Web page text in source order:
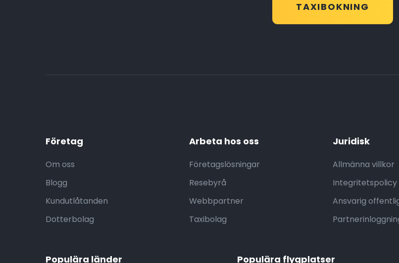
TAXIBOKNING
Företag
Om oss
Blogg
Kundutlåtanden
Dotterbolag
Arbeta hos oss
Företagslösningar
Resebyrå
Webbpartner
Taxibolag
Juridisk
Allmänna villkor
Integritetspolicy
Ansvarig
Populära länder Populära flygplatser